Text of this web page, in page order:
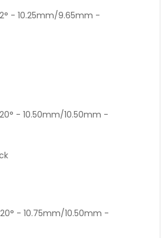
- 10.25mm/9.65mm -
- 10.50mm/10.50mm -
- 10.75mm/10.50mm -